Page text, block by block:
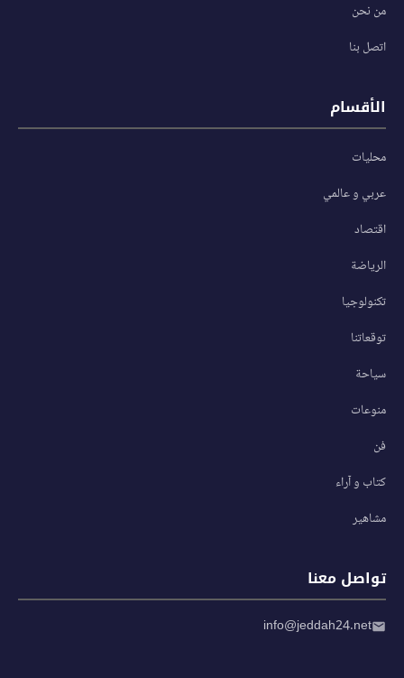
من نحن
اتصل بنا
الأقسام
محليات
عربي و عالمي
اقتصاد
الرياضة
تكنولوجيا
توقعاتنا
سياحة
منوعات
فن
كتاب و آراء
مشاهير
تواصل معنا
info@jeddah24.net